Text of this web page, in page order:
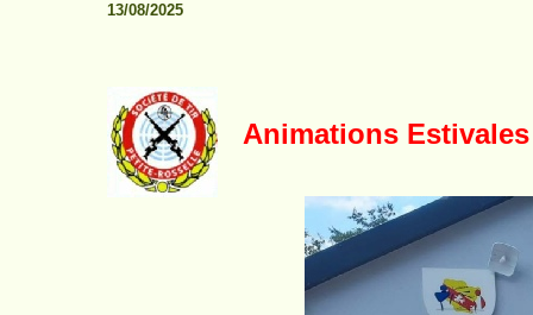
Animations Estivales
13/08/2025